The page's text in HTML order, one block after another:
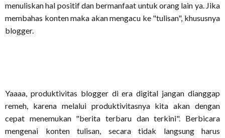
menuliskan hal positif dan bermanfaat untuk orang lain ya. Jika
membahas konten maka akan mengacu ke "tulisan", khususnya
blogger.
Yaaaa, produktivitas blogger di era digital jangan dianggap
remeh, karena melalui produktivitasnya kita akan dengan
cepat menemukan "berita terbaru dan terkini". Berbicara
mengenai konten tulisan, secara tidak langsung harus